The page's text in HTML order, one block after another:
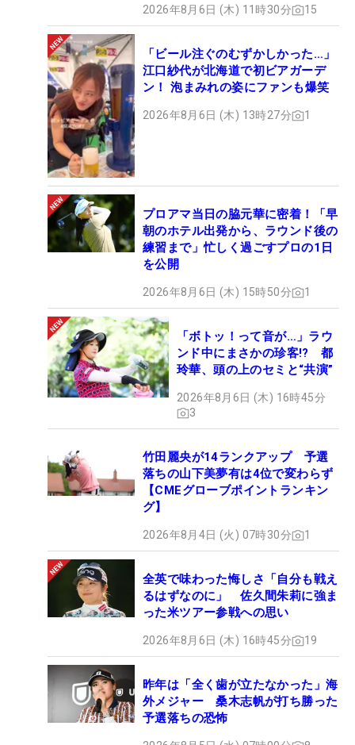
2026年8月6日 (木) 11時30分 15
「ビール注ぐのむずかしかった…」
江口紗代が北海道で初ビアガーデ
ン！ 泡まみれの姿にファンも爆笑
2026年8月6日 (木) 13時27分 1
プロアマ当日の脇元華に密着！「早
朝のホテル出発から、ラウンド後の
練習まで」忙しく過ごすプロの1日
を公開
2026年8月6日 (木) 15時50分 1
「ボトッ！って音が…」ラウ
ンド中にまさかの珍客!? 都
玲華、頭の上のセミと“共演”
2026年8月6日 (木) 16時45分
3
竹田麗央が14ランクアップ 予選
落ちの山下美夢有は4位で変わらず
【CMEグローブポイントランキン
グ】
2026年8月4日 (火) 07時30分 1
全英で味わった悔しさ「自分も戦え
るはずなのに」 佐久間朱莉に強ま
った米ツアー参戦への思い
2026年8月6日 (木) 16時45分 19
昨年は「全く歯が立たなかった」海
外メジャー 桑木志帆が打ち勝った
予選落ちの恐怖